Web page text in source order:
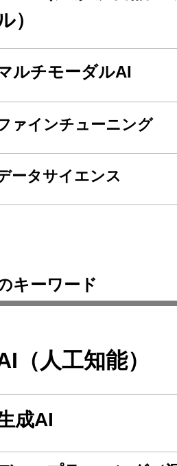
）
ルチモーダルAI
ァインチューニング
ータサイエンス
キーワード
（人工知能）
成AI